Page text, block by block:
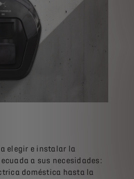
elegir e instalar la
a sus necesidades:
doméstica hasta la